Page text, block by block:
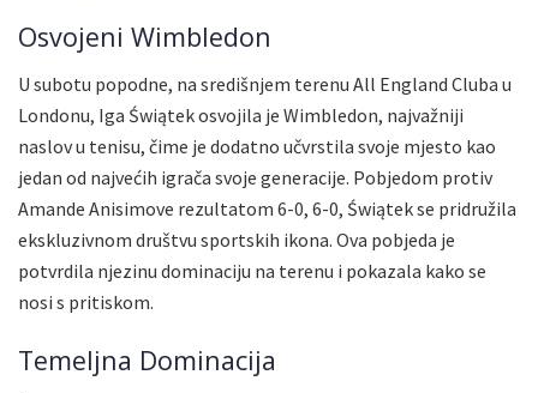
Osvojeni Wimbledon
U subotu popodne, na središnjem terenu All England Cluba u
Londonu, Iga Świątek osvojila je Wimbledon, najvažniji
naslov u tenisu, čime je dodatno učvrstila svoje mjesto kao
jedan od najvećih igrača svoje generacije. Pobjedom protiv
Amande Anisimove rezultatom 6-0, 6-0, Świątek se pridružila
ekskluzivnom društvu sportskih ikona. Ova pobjeda je
potvrdila njezinu dominaciju na terenu i pokazala kako se
nosi s pritiskom.
Temeljna Dominacija